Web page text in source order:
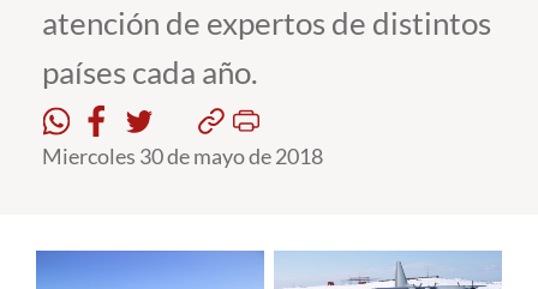
Estudiantes
Académicos
Funcionarios
atención de expertos de distintos
países cada año.
Miercoles 30 de mayo de 2018